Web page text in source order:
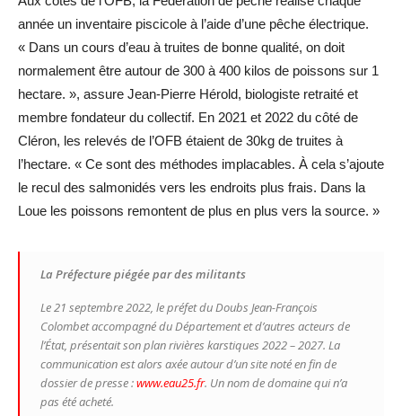
année un inventaire piscicole à l’aide d’une pêche électrique.
« Dans un cours d’eau à truites de bonne qualité, on doit
normalement être autour de 300 à 400 kilos de poissons sur 1
hectare. », assure Jean-Pierre Hérold, biologiste retraité et
membre fondateur du collectif. En 2021 et 2022 du côté de
Cléron, les relevés de l’OFB étaient de 30kg de truites à
l’hectare. « Ce sont des méthodes implacables. À cela s’ajoute
le recul des salmonidés vers les endroits plus frais. Dans la
Loue les poissons remontent de plus en plus vers la source. »
La Préfecture piégée par des militants
Le 21 septembre 2022, le préfet du Doubs Jean-François
Colombet accompagné du Département et d’autres acteurs de
l’État, présentait son plan rivières karstiques 2022 – 2027. La
communication est alors axée autour d’un site noté en fin de
dossier de presse :www.eau25.fr. Un nom de domaine qui n’a
pas été acheté.